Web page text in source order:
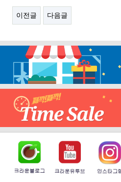
이전글 다음글